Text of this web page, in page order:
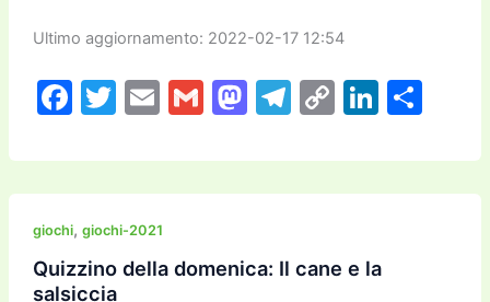
Ultimo aggiornamento: 2022-02-17 12:54
F
c
e
b
o
T
itt
er
E
ai
l
G
ai
l
M
st
o
o
T
e
gr
m
C
p
y
n
Li
k
e
n
C
n
di
giochi, giochi-2021
Quizzino della domenica: Il cane e la
salsiccia